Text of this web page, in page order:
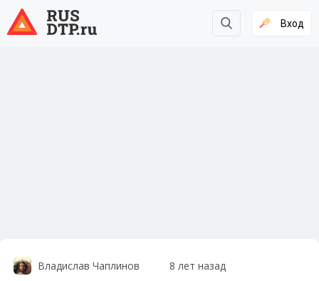
Вход
Владислав Чаплинов 8 лет назад